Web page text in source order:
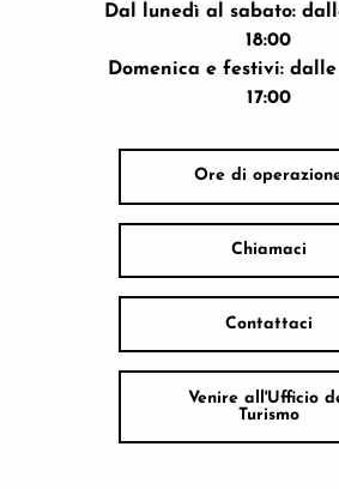
Dal lunedì al sabato:
18:00
Domenica e festivi:
17:00
Ore di
Chiamaci
Contattaci
Venire all'Ufficio
Turismo